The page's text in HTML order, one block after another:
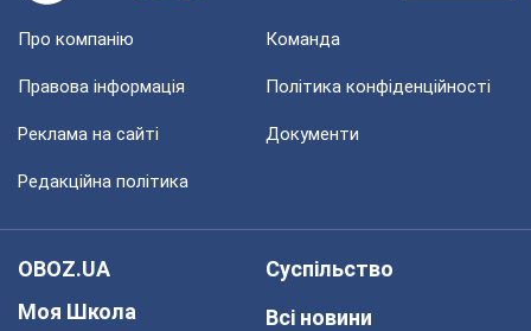
Про компанію Команда
Правова інформація Політика конфіденційності
Реклама на сайті Документи
Редакційна політика
OBOZ.UA
Моя Школа
Суспільство
Всі новини